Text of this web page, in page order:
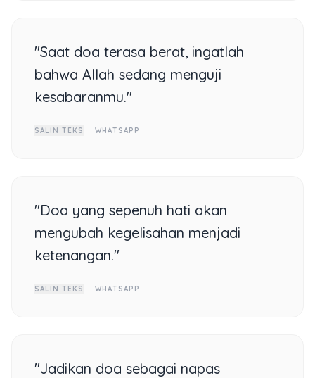
"Saat doa terasa berat, ingatlah
bahwa Allah sedang menguji
kesabaranmu."
SALIN TEKS WHATSAPP
"Doa yang sepenuh hati akan
mengubah kegelisahan menjadi
ketenangan."
SALIN TEKS WHATSAPP
"Jadikan doa sebagai napas